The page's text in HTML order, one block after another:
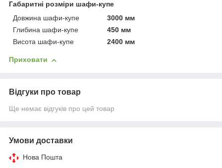
Габаритні розміри шафи-купе
Довжина шафи-купе
3000 мм
Глибина шафи-купе
450 мм
Висота шафи-купе
2400 мм
Приховати
Відгуки про товар
Ще немає відгуків про цей товар
Умови доставки
Нова Пошта